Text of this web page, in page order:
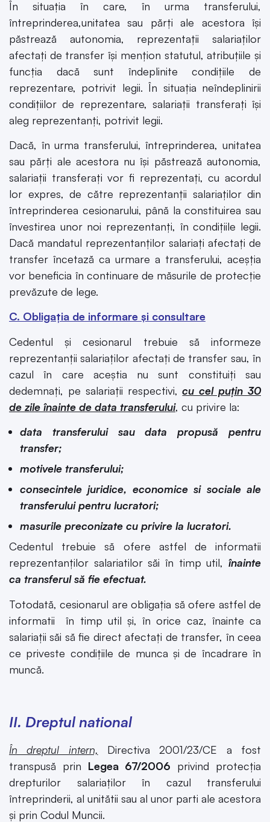
În situația în care, în urma transferului,
întreprinderea,unitatea sau părți ale acestora își
păstrează autonomia, reprezentații salariaților
afectați de transfer își mențion statutul, atribuțiile și
funcția dacă sunt îndeplinite condițiile de
reprezentare, potrivit legii. În situația neîndeplinirii
condițiilor de reprezentare, salariații transferați își
aleg reprezentanți, potrivit legii.
Dacă, în urma transferului, întreprinderea, unitatea
sau părți ale acestora nu își păstrează autonomia,
salariații transferați vor fi reprezentați, cu acordul
lor expres, de către reprezentanții salariaților din
întreprinderea cesionarului, până la constituirea sau
învestirea unor noi reprezentanți, în condițiile legii.
Dacă mandatul reprezentanților salariați afectați de
transfer încetază ca urmare a transferului, aceșția
vor beneficia în continuare de măsurile de protecție
prevăzute de lege.
C. Obligația de informare și consultare
Cedentul și cesionarul trebuie să informeze
reprezentanții salariaților afectați de transfer sau, în
cazul în care aceștia nu sunt constituiți sau
dedemnați, pe salariații respectivi,cu cel puțin 30
de zile înainte de data transferului, cu privire la:
data transferului sau data propusă pentru
transfer;
motivele transferului;
consecintele juridice, economice si sociale ale
transferului pentru lucratori;
masurile preconizate cu privire la lucratori.
Cedentul trebuie să ofere astfel de informatii
reprezentanților salariatilor săi în timp util, înainte
ca transferul să fie efectuat.
Totodată, cesionarul are obligația să ofere astfel de
informatii în timp util și, în orice caz, înainte ca
salariații săi să fie direct afectați de transfer, în ceea
ce priveste condițiile de munca și de încadrare în
muncă.
II. Dreptul national
În dreptul intern, Directiva 2001/23/CE a fost
transpusă prin Legea 67/2006 privind protecția
drepturilor salariaților în cazul transferului
întreprinderii, al unitătii sau al unor parti ale acestora
și prin Codul Muncii.